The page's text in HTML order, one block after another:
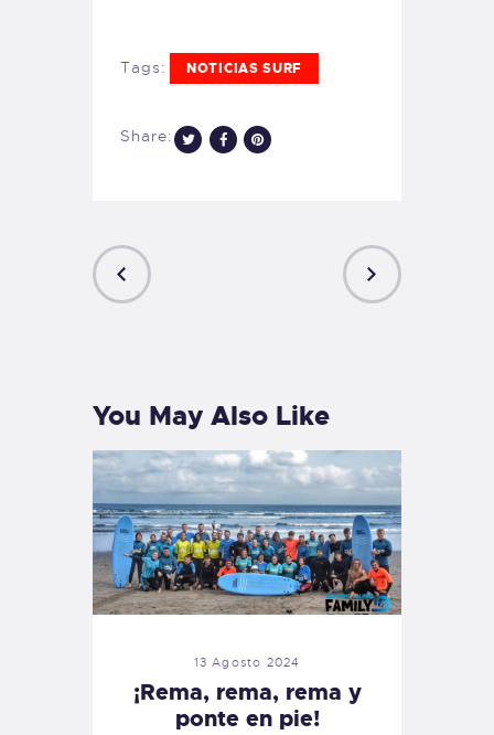
Tags: NOTICIAS SURF
Share:
You May Also Like
13 Agosto 2024
¡Rema, rema, rema y
ponte en pie!